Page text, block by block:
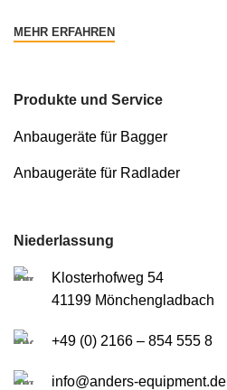
MEHR ERFAHREN
Produkte und Service
Anbaugeräte für Bagger
Anbaugeräte für Radlader
Niederlassung
Klosterhofweg 54
41199 Mönchengladbach
+49 (0) 2166 – 854 555 8
info@anders-equipment.de